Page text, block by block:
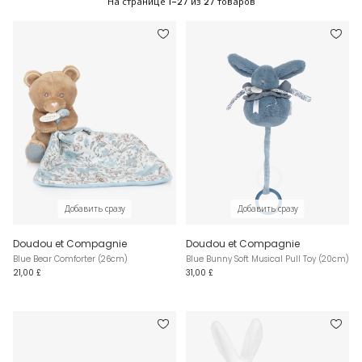
Добавить сразу
Doudou et Compagnie
Blue Bear Comforter (26cm)
21,00 £
Добавить сразу
Doudou et Compagnie
Blue Bunny Soft Musical Pull Toy (20cm)
31,00 £